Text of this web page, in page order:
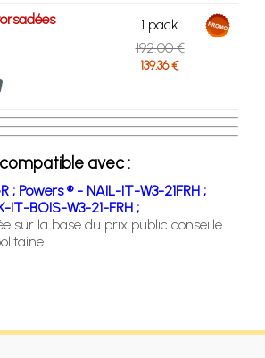
1 pack
192.00 €
139.36 €
avec :
; Powers ® - NAIL-IT-W3-21FRH ;
IT-BOIS-W3-21-FRH ;
sur la base du prix public conseillé